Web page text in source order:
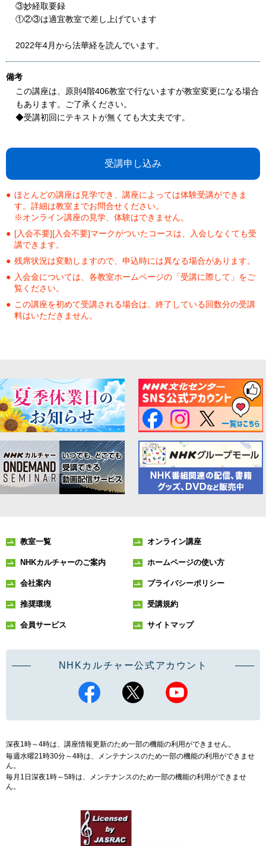
③妙経取要録
①②③は適宜教室で差し上げています
2022年4月から法華経を読んでいます。
備考
この講座は、原則4階406教室で行ないますが教室変更になる場合
もあります。ご了承ください。
◆受講初回にテキストが無くても大丈夫です。
受講申し込み
ほとんどの講座は見学でき、講座によっては体験受講ができま
す。詳細は教室までお問合せください。
※オンライン講座の見学、体験はできません。
[入会不要][入会不要]マークがついたコースは、入会しなくても受
講できます。
残席状況は変動しますので、申込時には異なる場合があります。
入会金については、各教室ホームページの「受講に際して」をご
覧ください。
この講座を初めて受講される場合は、終了している回数分の受講
料はいただきません。
教室一覧 オンライン講座
NHKカルチャーのご案内 ホームページの使い方
会社案内 プライバシーポリシー
推奨環境 受講規約
会員サービス サイトマップ
NHKカルチャー公式アカウント
深夜1時～4時は、講座情報更新のため一部の機能の利用ができません。
毎週水曜21時30分～4時は、メンテナンスのため一部の機能の利用ができませ
ん。
毎月1日深夜1時～5時は、メンテナンスのため一部の機能の利用ができませ
ん。